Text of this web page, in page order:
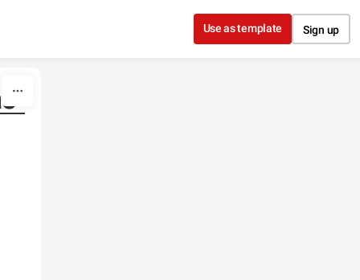
Use as template Sign up